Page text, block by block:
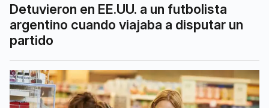
Detuvieron en EE.UU. a un futbolista
argentino cuando viajaba a disputar un
partido